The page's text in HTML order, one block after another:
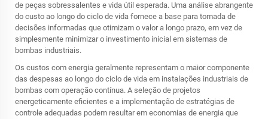
de peças sobressalentes e vida útil esperada. Uma análise abrangente
do custo ao longo do ciclo de vida fornece a base para tomada de
decisões informadas que otimizam o valor a longo prazo, em vez de
simplesmente minimizar o investimento inicial em sistemas de
bombas industriais.
Os custos com energia geralmente representam o maior componente
das despesas ao longo do ciclo de vida em instalações industriais de
bombas com operação contínua. A seleção de projetos
energeticamente eficientes e a implementação de estratégias de
controle adequadas podem resultar em economias de energia que